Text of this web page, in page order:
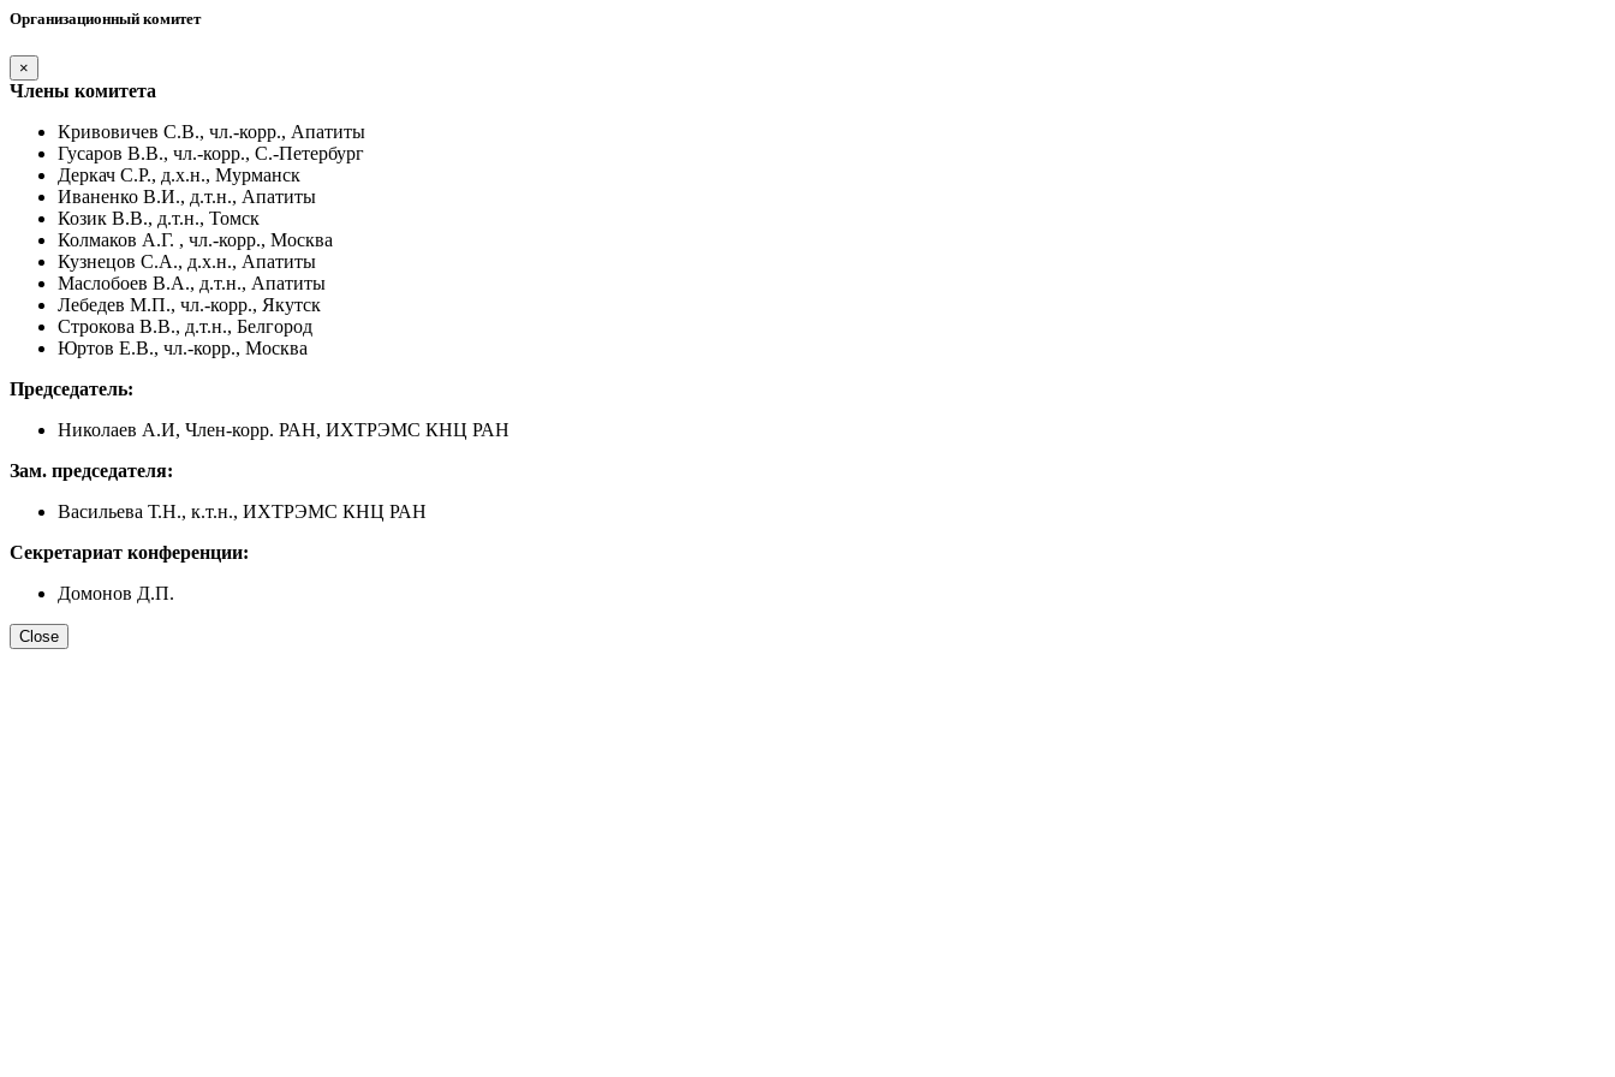
Организационный комитет
×
Члены комитета
Кривовичев С.В., чл.-корр., Апатиты
Гусаров В.В., чл.-корр., С.-Петербург
Деркач С.Р., д.х.н., Мурманск
Иваненко В.И., д.т.н., Апатиты
Козик В.В., д.т.н., Томск
Колмаков А.Г. , чл.-корр., Москва
Кузнецов С.А., д.х.н., Апатиты
Маслобоев В.А., д.т.н., Апатиты
Лебедев М.П., чл.-корр., Якутск
Строкова В.В., д.т.н., Белгород
Юртов Е.В., чл.-корр., Москва
Председатель:
Николаев А.И, Член-корр. РАН, ИХТРЭМС КНЦ РАН
Зам. председателя:
Васильева Т.Н., к.т.н., ИХТРЭМС КНЦ РАН
Секрeтариат конференции:
Домонов Д.П.
Close